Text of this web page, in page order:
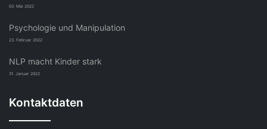
03. Mai 2022
Psychologie und Manipulation
23. Februar 2022
NLP macht Kinder stark
31. Januar 2022
Kontaktdaten